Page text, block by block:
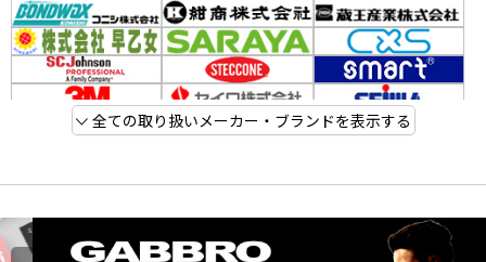
全ての取り扱いメーカー・ブランドを表示する